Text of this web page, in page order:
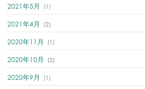
2021年5月 (1)
2021年4月 (2)
2020年11月 (1)
2020年10月 (2)
2020年9月 (1)